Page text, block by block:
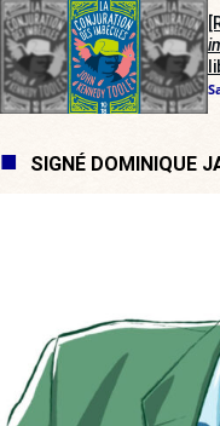
SIGNÉ DOMINIQUE